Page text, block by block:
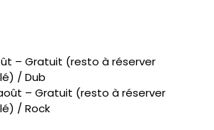
– Gratuit (resto à réserver
/ Dub
– Gratuit (resto à réserver
/ Rock